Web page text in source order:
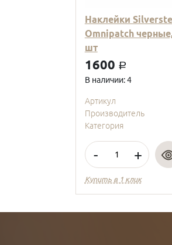
Наклейки
Omnipatch
шт
1600 a
В наличии: 4
Артикул
Производитель
Категория
- +
Купить в 1 клик